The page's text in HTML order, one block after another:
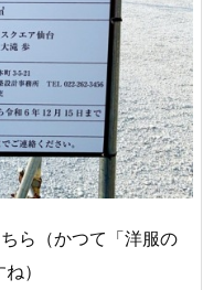
ら（かつて「洋服の
）